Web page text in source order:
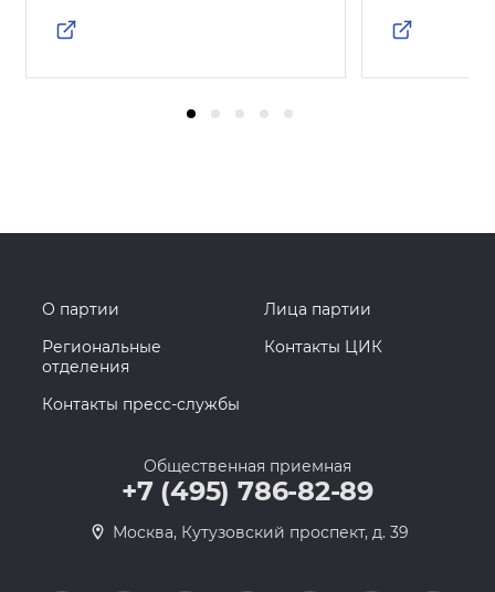
О партии
Лица партии
Региональные
отделения
Контакты ЦИК
Контакты пресс-службы
Общественная приемная
+7 (495) 786-82-89
Москва, Кутузовский проспект, д. 39